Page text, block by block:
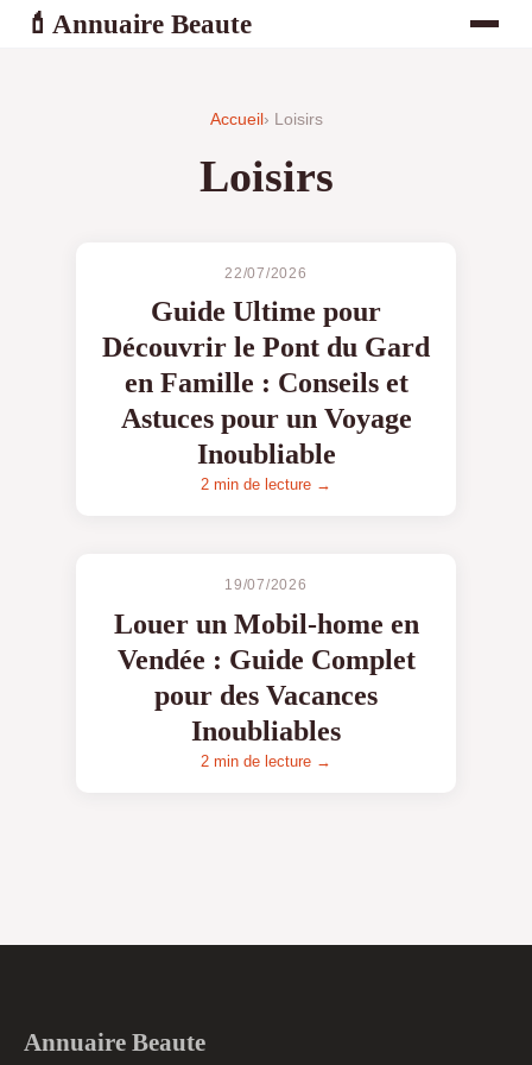
💄 Annuaire Beaute
Accueil › Loisirs
Loisirs
22/07/2026
Guide Ultime pour
Découvrir le Pont du Gard
en Famille : Conseils et
Astuces pour un Voyage
Inoubliable
2 min de lecture →
19/07/2026
Louer un Mobil-home en
Vendée : Guide Complet
pour des Vacances
Inoubliables
2 min de lecture →
Annuaire Beaute